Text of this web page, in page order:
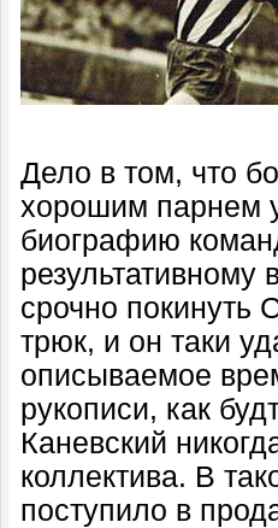
Дело в том, что
хорошим парнем
биографию
срочно покинуть
трюк, и он таки
описываемое
рукописи, как
Каневский
коллектива. В
поступило в